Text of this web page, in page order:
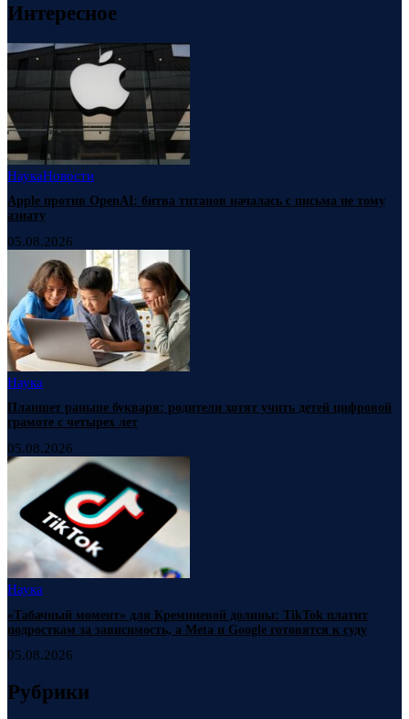
Интересное
НаукаНовости
Apple против OpenAI: битва титанов началась с письма не тому
азиату
05.08.2026
Наука
Планшет раньше букваря: родители хотят учить детей цифровой
грамоте с четырех лет
05.08.2026
Наука
«Табачный момент» для Кремниевой долины: TikTok платит
подросткам за зависимость, а Meta и Google готовятся к суду
05.08.2026
Рубрики